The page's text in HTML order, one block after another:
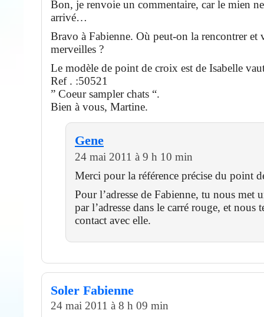
Bon, je renvoie un commentaire, car le mien
arrivé…
Bravo à Fabienne. Où peut-on la rencontrer et
merveilles ?
Le modèle de point de croix est de Isabelle
Ref . :50521
” Coeur sampler chats “.
Bien à vous, Martine.
Gene
24 mai 2011 à 9 h 10 min
Merci pour la référence précise du point
Pour l’adresse de Fabienne, tu nous met
par l’adresse dans le carré rouge, et nous
contact avec elle.
Soler Fabienne
24 mai 2011 à 8 h 09 min